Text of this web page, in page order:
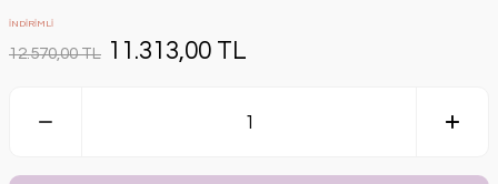
İNDİRİMLİ
12.570,00 TL 11.313,00 TL